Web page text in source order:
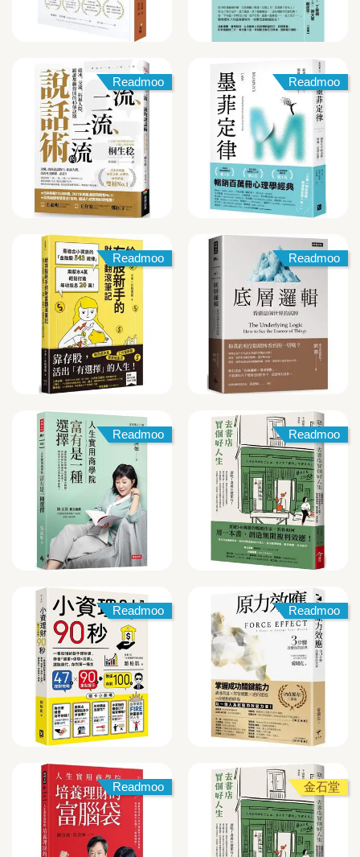
Readmoo Readmoo
Readmoo Readmoo
Readmoo Readmoo
Readmoo Readmoo
Readmoo 金石堂